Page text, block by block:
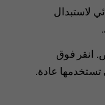
لاستبدال
انقر فوق
تستخدمها عادة.